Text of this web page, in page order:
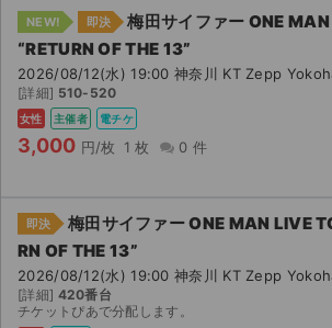
NEW! 即決
梅田サイファー ONE
“RETURN OF THE 13”
2026/08/12(水) 19:00 神奈川 KT Zepp
[詳細] 510-520
女性 主催者 電チケ
3,000 円/枚 1 枚 0 件
即決
梅田サイファー ONE MAN LIVE
RN OF THE 13”
2026/08/12(水) 19:00 神奈川 KT Zepp
[詳細] 420番台
チケットぴあで分配します。